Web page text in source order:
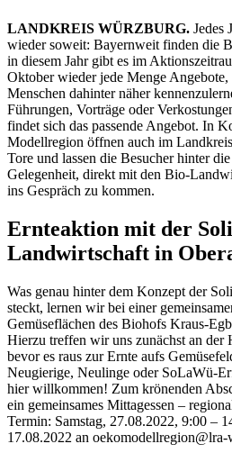
LANDKREIS WÜRZBURG. Jedes
wieder soweit: Bayernweit finden die
in diesem Jahr gibt es im
Oktober wieder jede Menge
Menschen dahinter näher
Führungen, Vorträge oder
findet sich das passende Angebot. In
Modellregion öffnen auch im
Tore und lassen die Besucher hinter
Gelegenheit, direkt mit den Bio-
ins Gespräch zu kommen.
Ernteaktion mit der
Landwirtschaft in
Was genau hinter dem Konzept der
steckt, lernen wir bei einer
Gemüseflächen des Biohofs Kraus-
Hierzu treffen wir uns zunächst an der
bevor es raus zur Ernte aufs
Neugierige, Neulinge oder SoLaWü-
hier willkommen! Zum krönenden
ein gemeinsames Mittagessen –
Termin: Samstag, 27.08.2022, 9:00 –
17.08.2022 an oekomodellregion@lra-